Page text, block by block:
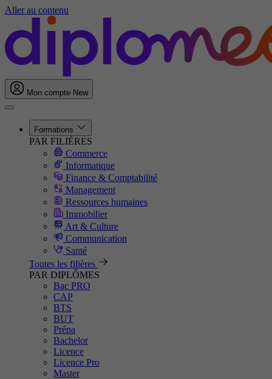
Aller au contenu
Mon compte New
Formations
PAR FILIÈRES
Commerce
Informatique
Finance & Comptabilité
Management
Ressources humaines
Immobilier
Art & Culture
Communication
Santé
Toutes les filières
PAR DIPLÔMES
Bac PRO
CAP
BTS
BUT
Prépa
Bachelor
Licence
Licence Pro
Master